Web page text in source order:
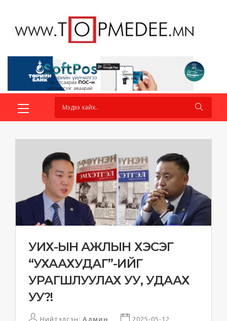
УИХ-ЫН АЖЛЫН ХЭСЭГ
“УХААХУДАГ”-ИЙГ
УРАГШЛУУЛАХ УУ, УДААХ
УУ?!
Нийтэлсэн: Админ
2025-05-12